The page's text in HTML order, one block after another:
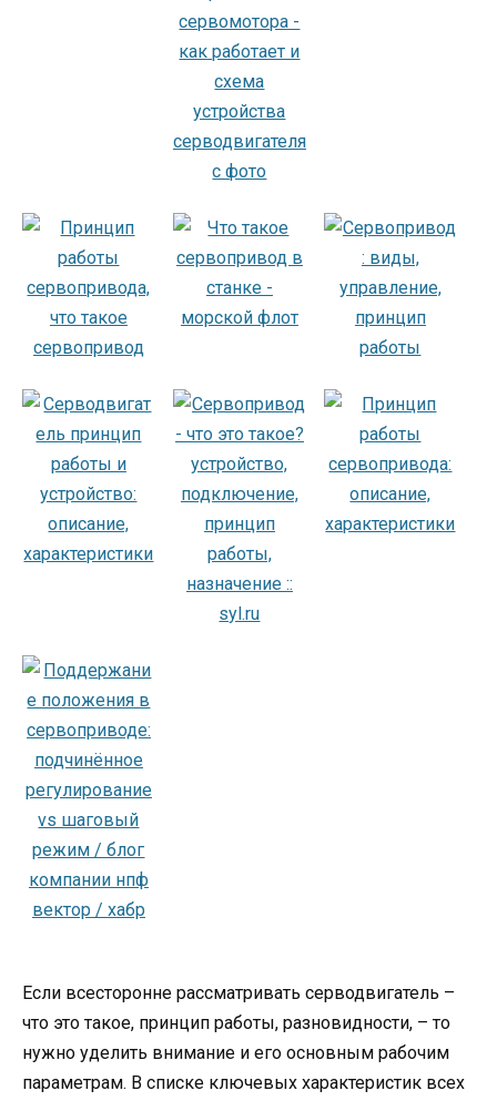
Если всесторонне рассматривать серводвигатель –
что это такое, принцип работы, разновидности, – то
нужно уделить внимание и его основным рабочим
параметрам. В списке ключевых характеристик всех